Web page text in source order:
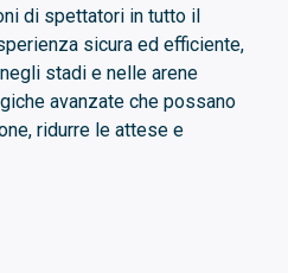
di spettatori in tutto il
sicura ed efficiente,
stadi e nelle arene
avanzate che possano
ridurre le attese e